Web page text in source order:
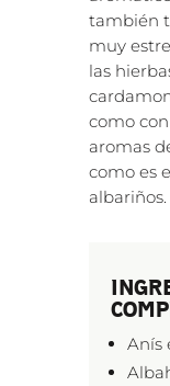
también
muy
las
como
aromas
como es
albariños.
Anís